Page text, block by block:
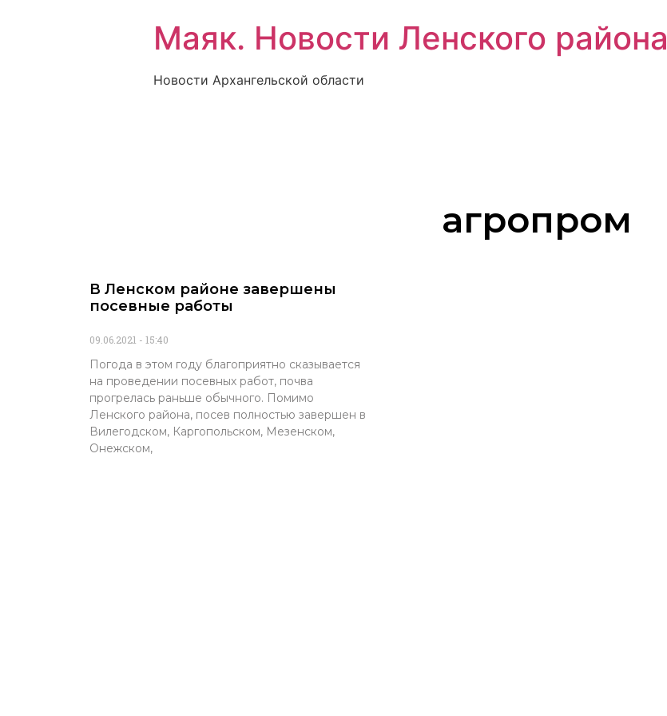
Маяк. Новости Ленского района
Новости Архангельской области
агропром
В Ленском районе завершены
посевные работы
09.06.2021 15:40
Погода в этом году благоприятно сказывается
на проведении посевных работ, почва
прогрелась раньше обычного. Помимо
Ленского района, посев полностью завершен в
Вилегодском, Каргопольском, Мезенском,
Онежском,